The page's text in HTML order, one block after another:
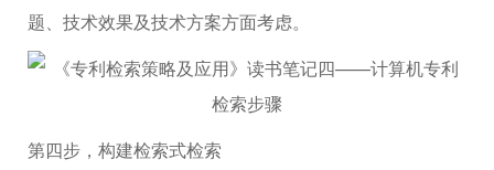
题、技术效果及技术方案方面考虑。
第四步，构建检索式检索